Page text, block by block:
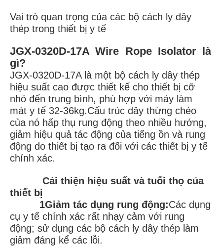
Vai trò quan trọng của các bộ cách ly dây
thép trong thiết bị y tế
JGX‐0320D‐17A Wire Rope Isolator là
gì?
JGX‐0320D‐17A là một bộ cách ly dây thép
hiệu suất cao được thiết kế cho thiết bị cỡ
nhỏ đến trung bình, phù hợp với máy làm
mát y tế 32‐36kg.Cấu trúc dây thừng chéo
của nó hấp thụ rung động theo nhiều hướng,
giảm hiệu quả tác động của tiếng ồn và rung
động do thiết bị tạo ra đối với các thiết bị y tế
chính xác.
Cải thiện hiệu suất và tuổi thọ của
thiết bị
1Giảm tác dụng rung động:Các dụng
cụ y tế chính xác rất nhạy cảm với rung
động; sử dụng các bộ cách ly dây thép làm
giảm đáng kể các lỗi.